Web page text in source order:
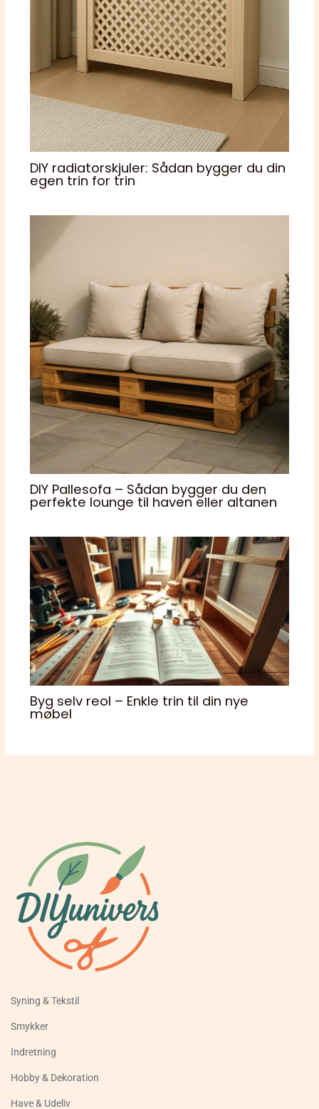
DIY radiatorskjuler: Sådan bygger du din
egen trin for trin
DIY Pallesofa – Sådan bygger du den
perfekte lounge til haven eller altanen
Byg selv reol – Enkle trin til din nye
møbel
Syning & Tekstil
Smykker
Indretning
Hobby & Dekoration
Have & Udeliv